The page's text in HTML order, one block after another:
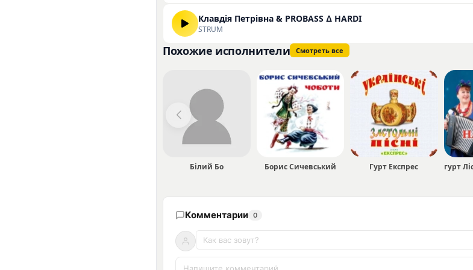
Клавдія Петрівна & PROBASS ∆ HARDI
STRUM
Похожие исполнители Смотреть все
Білий Бо Борис Сичевський Гурт Експрес
Комментарии 0